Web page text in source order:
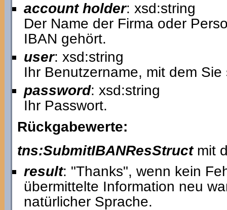
account holder: xsd:string
Der Name der Firma oder
IBAN gehört.
user: xsd:string
Ihr Benutzername, mit dem
password: xsd:string
Ihr Passwort.
Rückgabewerte:
tns:SubmitIBANResStructmit
result: "Thanks", wenn kein
übermittelte Information neu
natürlicher Sprache.